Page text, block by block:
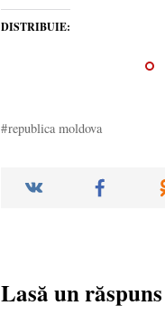
DISTRIBUIE:
republica moldova
Lasă un răspuns